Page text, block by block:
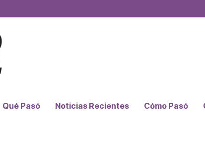
Qué Pasó Noticias Recientes Cómo Pasó